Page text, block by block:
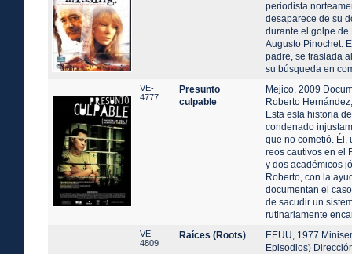
periodista
desaparece de su
durante el golpe
Augusto Pinochet.
padre, se traslada
su búsqueda en
VE-
4777
Presunto
culpable
Mejico, 2009
Roberto
Esta esla historia
condenado
que no cometió. Él,
reos cautivos en el
y dos académicos
Roberto, con la
documentan el
de sacudir un
rutinariamente
VE-
4809
Raíces (Roots)
EEUU, 1977
Episodios)